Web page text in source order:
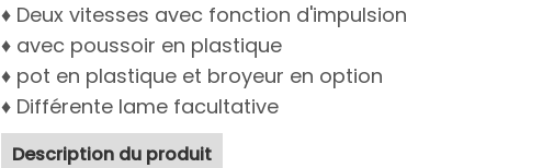
♦ Deux vitesses avec fonction d'impulsion
♦ avec poussoir en plastique
♦ pot en plastique et broyeur en option
♦ Différente lame facultative
Description du produit